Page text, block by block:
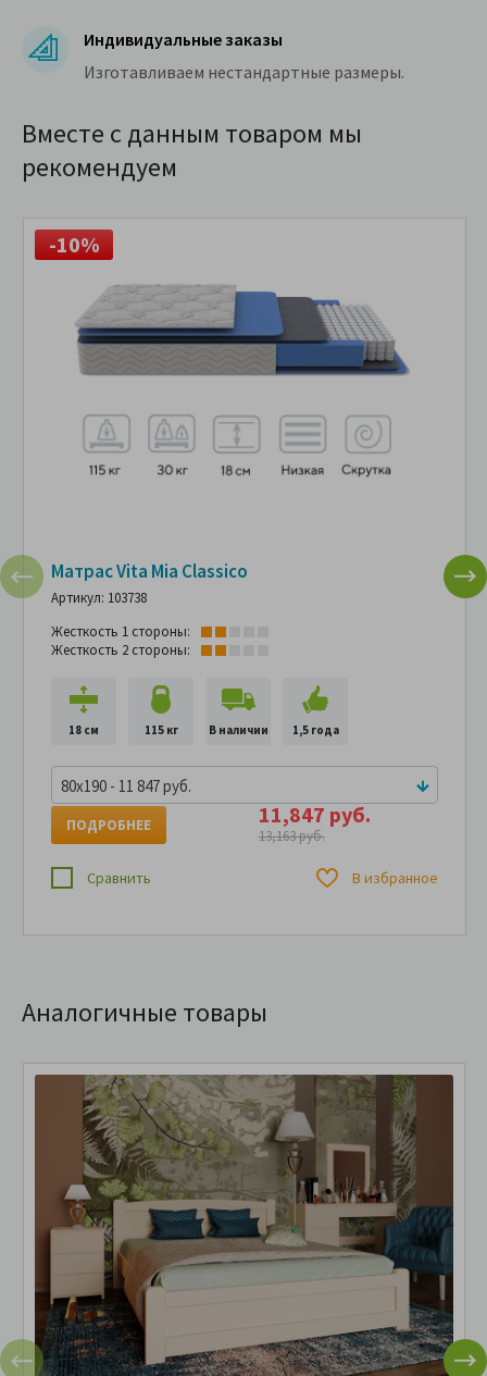
Индивидуальные заказы
Изготавливаем нестандартные размеры.
Вместе с данным товаром мы
рекомендуем
-10%
Матрас Vita Mia Classico
Артикул: 103738
Жесткость 1 стороны:
Жесткость 2 стороны:
18 см 115 кг В наличии 1,5 года
80x190 - 11 847 руб.
11,847 руб.
13,163 руб.
ПОДРОБНЕЕ
Сравнить В избранное
Аналогичные товары